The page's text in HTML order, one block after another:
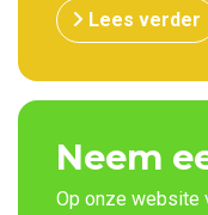
Lees verder
Neem
Op onze website